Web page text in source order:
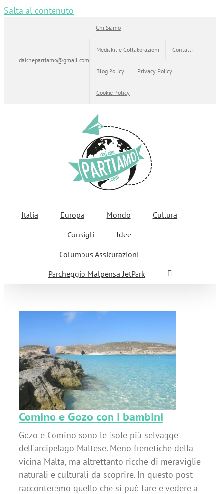
Salta al contenuto
daichepartiamo@gmail.com
Chi Siamo
Mediakit e Collaborazioni Contatti
Blog Policy Privacy Policy
Cookie Policy
Italia Europa Mondo
Cultura
Consigli
Idee
Columbus Assicurazioni
Parcheggio Malpensa JetPark
Comino e Gozo con i bambini
Gozo e Comino sono le isole più selvagge
dell'arcipelago Maltese. Meno frenetiche della
vicina Malta, ma altrettanto ricche di meraviglie
naturali e culturali da scoprire. In questo post
racconteremo quello che si può fare e vedere a